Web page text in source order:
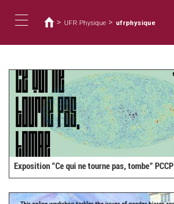
contenu
navigation
êtes
ici
> UFR Physique > ufrphysique
Exposition "Ce qui ne tourne pas, tombe" PCCP